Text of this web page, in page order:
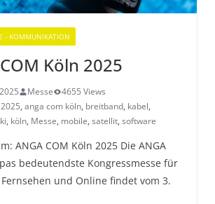
- KOMMUNIKATION
Köln 2025
Messe
4655 Views
, anga com köln, breitband, kabel,
ki, köln, Messe, mobile, satellit, software
ANGA COM Köln 2025 Die ANGA
bedeutendste Kongressmesse für
und Online findet vom 3.